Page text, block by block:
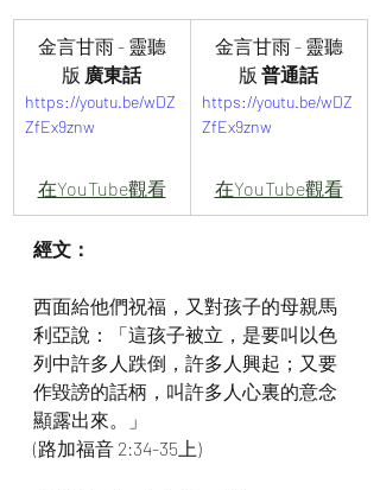
金言甘雨 - 靈聽
版 廣東話
https://youtu.be/wDZ
ZfEx9znw
在YouTube觀看
金言甘雨 - 靈聽
版 普通話
https://youtu.be/wDZ
ZfEx9znw
在YouTube觀看
經文：
西面給他們祝福，又對孩子的母親馬
利亞說：「這孩子被立，是要叫以色
列中許多人跌倒，許多人興起；又要
作毀謗的話柄，叫許多人心裏的意念
顯露出來。」
(路加福音 2:34-35上)